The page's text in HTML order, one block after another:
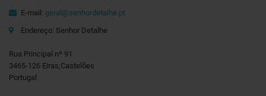
E-mail: geral@senhordetalhe.pt
Endereço: Senhor Detalhe
Rua Principal nº 91
3465-126 Eiras,Castelões
Portugal